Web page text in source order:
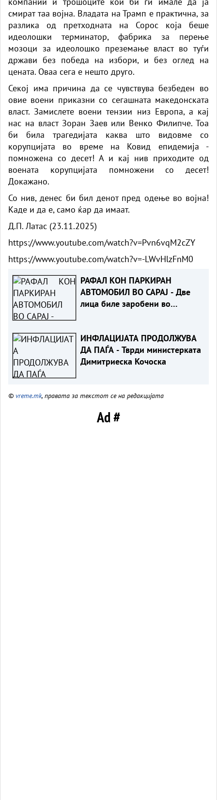
смират таа војна. Владата на Трамп е практична, за
разлика од претходната на Сорос која беше
идеолошки терминатор, фабрика за перење
мозоци за идеолошко преземање власт во туѓи
држави без победа на избори, и без оглед на
цената. Оваа сега е нешто друго.
Секој има причина да се чувствува безбеден во
овие воени приказни со сегашната македонската
власт. Замислете воени тензии низ Европа, а кај
нас на власт Зоран Заев или Венко Филипче. Тоа
би била трагедијата каква што видовме со
корупцијата во време на Ковид епидемија -
помножена со десет! А и кај нив приходите од
воената корупцијата помножени со десет!
Докажано.
Со нив, денес би бил денот пред одење во војна!
Каде и да е, само ќар да имаат.
Д.П. Латас (23.11.2025)
https://www.youtube.com/watch?v=Pvn6vqM2cZY
https://www.youtube.com/watch?v=-LWvHlzFnM0
РАФАЛ КОН ПАРКИРАН
АВТОМОБИЛ ВО САРАЈ - Две
лица биле заробени во
ИНФЛАЦИЈАТА ПРОДОЛЖУВА
ДА ПАЃА - Тврди министерката
Димитриеска Кочоска
© vreme.mk, правата за текстот се на редакцијата
Ad #